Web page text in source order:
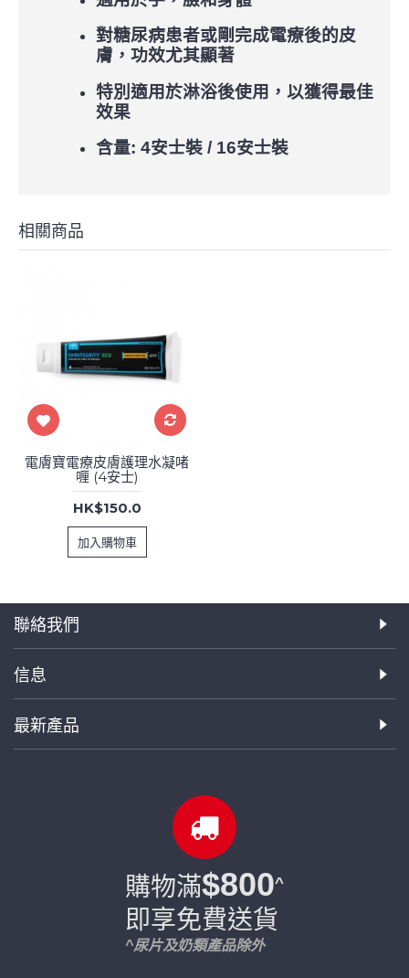
對糖尿病患者或剛完成電療後的皮
膚，功效尤其顯著
特別適用於淋浴後使用，以獲得最佳
效果
含量: 4安士裝 / 16安士裝
相關商品
電膚寶電療皮膚護理水凝啫
喱 (4安士)
HK$150.0
加入購物車
聯絡我們
信息
最新產品
購物滿$800^
即享免費送貨
^尿片及奶類產品除外